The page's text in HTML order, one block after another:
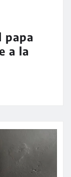
papa
a la